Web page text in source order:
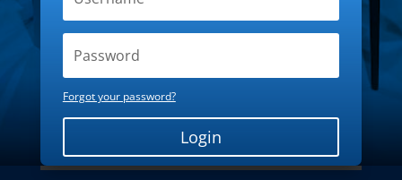
Forgot your password?
Login